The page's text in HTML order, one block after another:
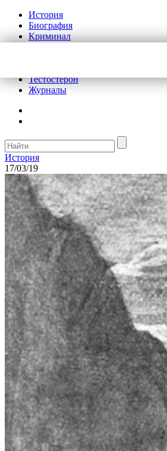
История
Биография
Криминал
Тестостерон
Журналы
История
17/03/19